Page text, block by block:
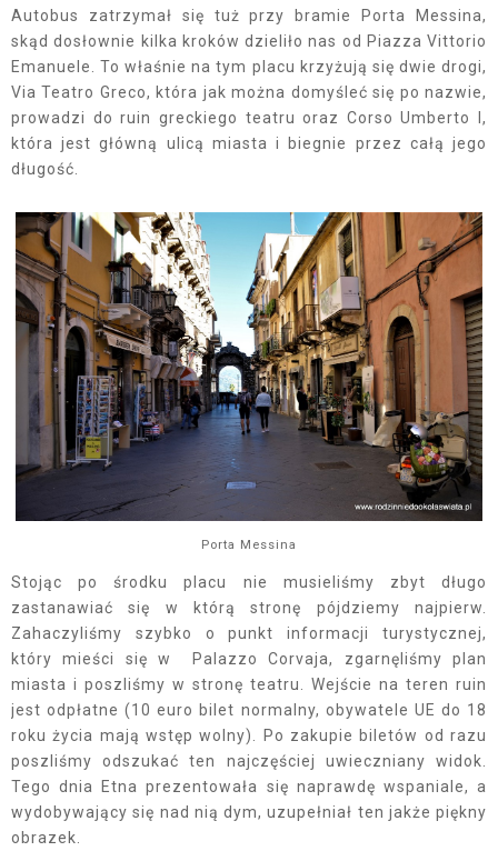
Autobus zatrzymał się tuż przy bramie Porta Messina,
skąd dosłownie kilka kroków dzieliło nas od Piazza Vittorio
Emanuele. To właśnie na tym placu krzyżują się dwie drogi,
Via Teatro Greco, która jak można domyśleć się po nazwie,
prowadzi do ruin greckiego teatru oraz Corso Umberto I,
która jest główną ulicą miasta i biegnie przez całą jego
długość.
Porta Messina
Stojąc po środku placu nie musieliśmy zbyt długo
zastanawiać się w którą stronę pójdziemy najpierw.
Zahaczyliśmy szybko o punkt informacji turystycznej,
który mieści się w Palazzo Corvaja, zgarnęliśmy plan
miasta i poszliśmy w stronę teatru. Wejście na teren ruin
jest odpłatne (10 euro bilet normalny, obywatele UE do 18
roku życia mają wstęp wolny). Po zakupie biletów od razu
poszliśmy odszukać ten najczęściej uwieczniany widok.
Tego dnia Etna prezentowała się naprawdę wspaniale, a
wydobywający się nad nią dym, uzupełniał ten jakże piękny
obrazek.